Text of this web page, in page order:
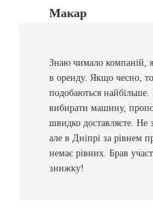
Макар
Знаю чимало компаній,
в оренду. Якщо чесно,
подобаються найбільше.
вибирати машину,
швидко доставляєте. Не
але в Дніпрі за рівнем
немає рівних. Брав
знижку!